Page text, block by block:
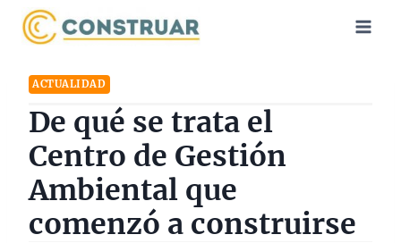
Saltar
ACTUALIDAD
De qué se trata el
Centro de Gestión
Ambiental que
comenzó a construirse